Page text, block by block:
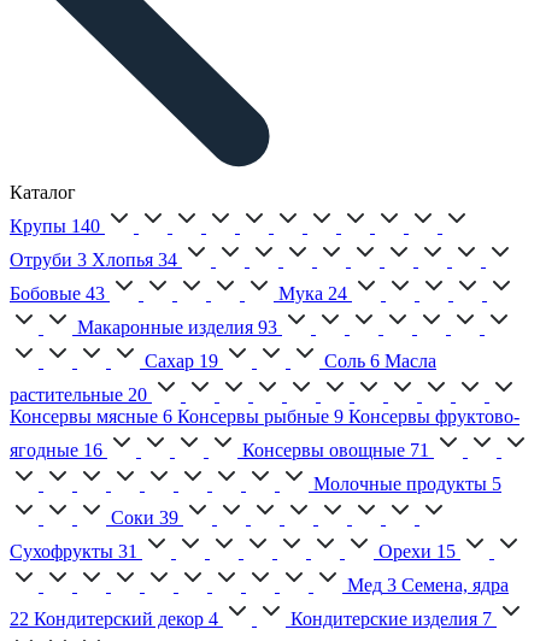
Каталог
Крупы 140
Отруби 3 Хлопья 34
Бобовые 43 Мука 24
Макаронные изделия 93
Сахар 19 Соль 6 Масла
растительные 20
Консервы мясные 6 Консервы рыбные 9 Консервы фруктово-
ягодные 16 Консервы овощные 71
Молочные продукты 5
Соки 39
Сухофрукты 31 Орехи 15
Мед 3 Семена, ядра
22 Кондитерский декор 4 Кондитерские изделия 7